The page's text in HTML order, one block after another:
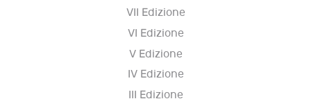
VII Edizione
VI Edizione
V Edizione
IV Edizione
III Edizione